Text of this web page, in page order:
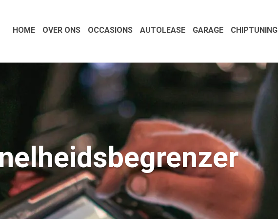
HOME OVER ONS OCCASIONS AUTOLEASE GARAGE CHIPTUNING